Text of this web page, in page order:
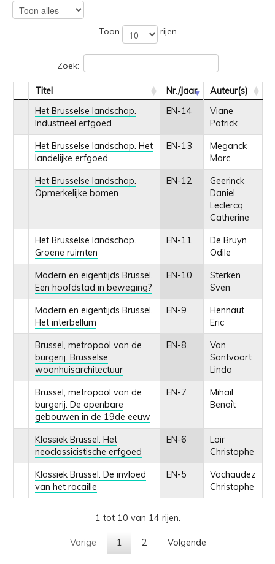
Toon rijen
Zoek:
Titel Nr./Jaar
Auteur(s)
Het Brusselse landschap.
Industrieel erfgoed
EN-14
Viane
Patrick
Het Brusselse landschap. Het
landelijke erfgoed
EN-13
Meganck
Marc
Het Brusselse landschap.
Opmerkelijke bomen
EN-12
Geerinck
Daniel
Leclercq
Catherine
Het Brusselse landschap.
Groene ruimten
EN-11
De Bruyn
Odile
Modern en eigentijds Brussel.
Een hoofdstad in beweging?
EN-10
Sterken
Sven
Modern en eigentijds Brussel.
Het interbellum
EN-9
Hennaut
Eric
Brussel, metropool van de
burgerij. Brusselse
woonhuisarchitectuur
EN-8
Van
Santvoort
Linda
Brussel, metropool van de
burgerij. De openbare
gebouwen in de 19de eeuw
EN-7
Mihaïl
Benoît
Klassiek Brussel. Het
neoclassicistische erfgoed
EN-6
Loir
Christophe
Klassiek Brussel. De invloed
van het rocaille
EN-5
Vachaudez
Christophe
1 tot 10 van 14 rijen.
Vorige 1 2 Volgende